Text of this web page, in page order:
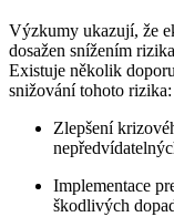
Výzkumy ukazují, že
dosažen snížením
Existuje několik
snižování tohoto rizika:
Zlepšení
Implementace
škodlivých